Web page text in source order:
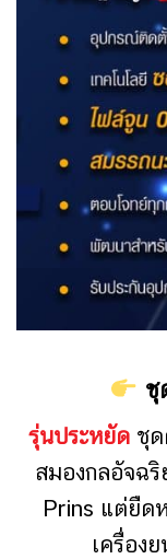
ชุ
รุ่นประหยัด ชุ
สมองกลอัจฉ
Prins แต่ยืด
เครื่อง